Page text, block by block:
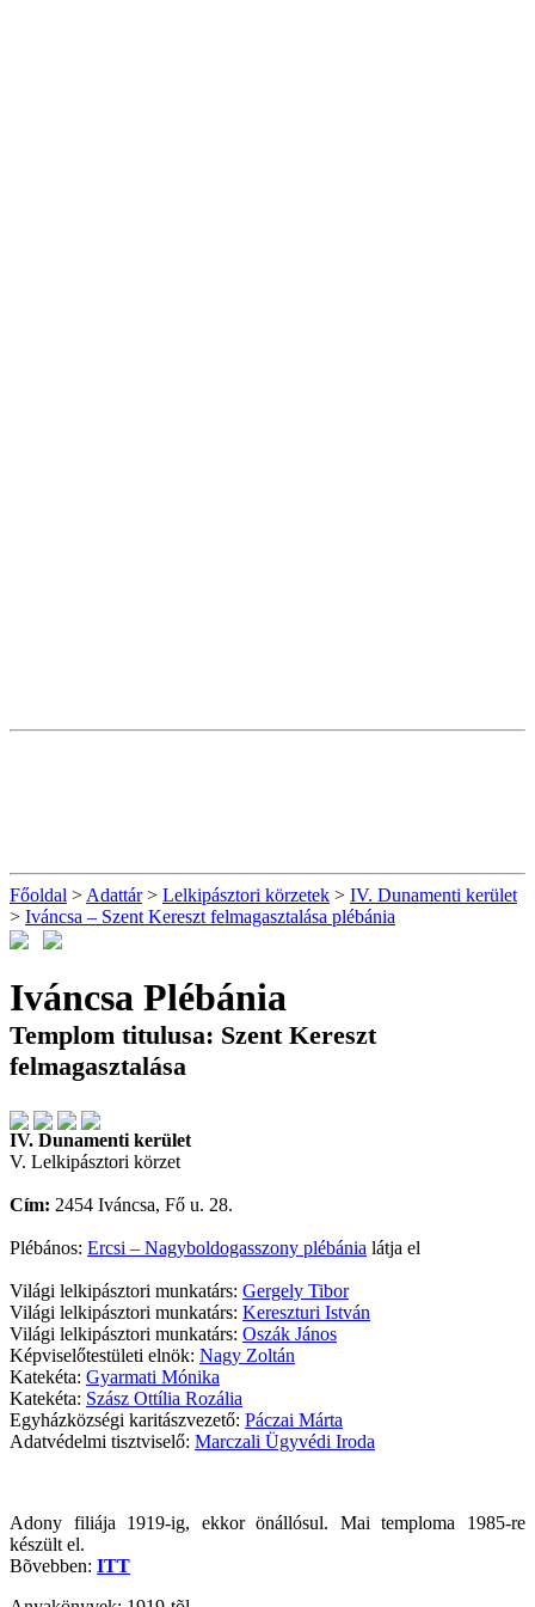
Főoldal > Adattár> Lelkipásztori körzetek > IV. Dunamenti kerület
> Iváncsa – Szent Kereszt felmagasztalása plébánia
Iváncsa Plébánia
Templom titulusa: Szent Kereszt
felmagasztalása
IV. Dunamenti kerület
V. Lelkipásztori körzet
Cím: 2454 Iváncsa, Fő u. 28.
Plébános: Ercsi – Nagyboldogasszony plébánia látja el
Világi lelkipásztori munkatárs: Gergely Tibor
Világi lelkipásztori munkatárs: Kereszturi István
Világi lelkipásztori munkatárs: Oszák János
Képviselőtestületi elnök: Nagy Zoltán
Katekéta: Gyarmati Mónika
Katekéta: Szász Ottília Rozália
Egyházközségi karitászvezető: Páczai Márta
Adatvédelmi tisztviselő: Marczali Ügyvédi Iroda
Adony filiája 1919-ig, ekkor önállósul. Mai temploma 1985-re
készült el.
Bõvebben: ITT